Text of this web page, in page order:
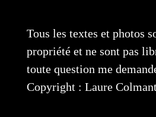
Tous les textes et photos
propriété et ne sont pas
toute question me
Copyright : Laure